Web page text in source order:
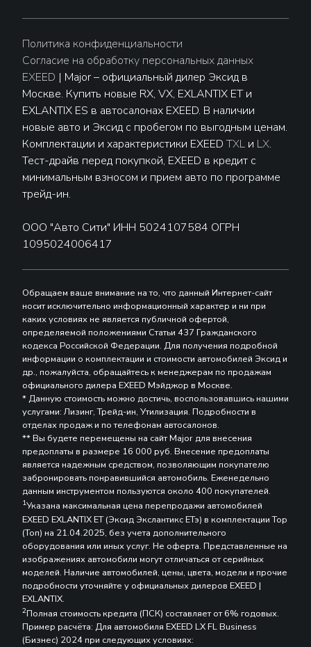
Политика конфиденциальности
Согласие на обработку персональных данных
EXEED | Major – официальный дилер Эксид в
Москве. Купить новые RX, VX, EXLANTIX ET и
EXLANTIX ES в автосалонах EXEED. В наличии
новые авто и Эксид с пробегом по выгодным ценам.
Комплектации и характеристики EXEEDTXL и LX.
Тест-драйв перед покупкой, EXEED в кредит с
минимальным взносом и прием авто по программе
трейд-ин.
ООО "Авто Сити" ИНН 5024107584 ОГРН
1095024006417
Обращаем ваше внимание на то, что данный Интернет-сайт
носит исключительно информационный характер и ни при
каких условиях не является публичной офертой,
определяемой положениями Статьи 437 Гражданского
кодекса Российской Федерации. Для получения подробной
информации о комплектации и стоимости автомобилей Эксид и
др., пожалуйста, обращайтесь к менеджерам по продажам
официального дилера EXEED Мэйджор в Москве.
* Данную стоимость можно достичь, воспользовавшись нашими
услугами: Лизинг, Трейд-ин, Утилизация. Подробности в
отделах продаж и по телефонам автосалонов.
** Вы будете перемещены на сайт Major для внесения
предоплаты в размере 16 000 руб. Внесение предоплаты
является надежным средством, позволяющим покупателю
забронировать понравившийся автомобиль. Еженедельно
данным инструментом пользуются около 400 покупателей.
1Указана максимальная цена перепродажи автомобилей
EXEED EXLANTIX ET (Эксид Экслантикс ЕТэ) в комплектации Top
(Топ) на 21.04.2025, без учета дополнительного
оборудования или иных услуг. Не оферта. Представленные на
изображениях автомобили могут отличаться от серийных
моделей. Наличие автомобилей, цены, цвета, модели и прочие
подробности уточняйте у официальных дилеров EXEED |
EXLANTIX.
2Полная стоимость кредита (ПСК) составляет от 6% годовых.
Пример расчёта: Для автомобиля EXEED LX FL Business
(Бизнес) 2024 при следующих условиях: